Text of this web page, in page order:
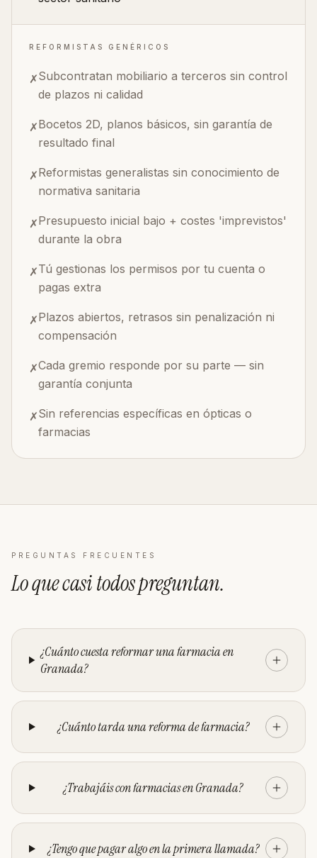
REFORMISTAS GENÉRICOS
✗Subcontratan mobiliario a terceros sin control
de plazos ni calidad
✗Bocetos 2D, planos básicos, sin garantía de
resultado final
✗Reformistas generalistas sin conocimiento de
normativa sanitaria
✗Presupuesto inicial bajo + costes 'imprevistos'
durante la obra
✗Tú gestionas los permisos por tu cuenta o
pagas extra
✗Plazos abiertos, retrasos sin penalización ni
compensación
✗Cada gremio responde por su parte — sin
garantía conjunta
✗Sin referencias específicas en ópticas o
farmacias
PREGUNTAS FRECUENTES
Lo que casi todospreguntan.
¿Cuánto cuesta reformar una farmacia en
Granada?
¿Cuánto tarda una reforma de farmacia?
¿Trabajáis con farmacias en Granada?
¿Tengo que pagar algo en la primera llamada?